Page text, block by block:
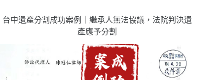
台中遺產分割成功案例｜繼承人無法協議，法院判決遺
產應予分割